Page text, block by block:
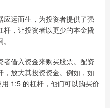
运而生，为投资者提供了强
，让投资者以更少的本金撬
借入资金来购买股票。配资
放大其投资资金。例如，如
1:5 的杠杆，他们可以购买价